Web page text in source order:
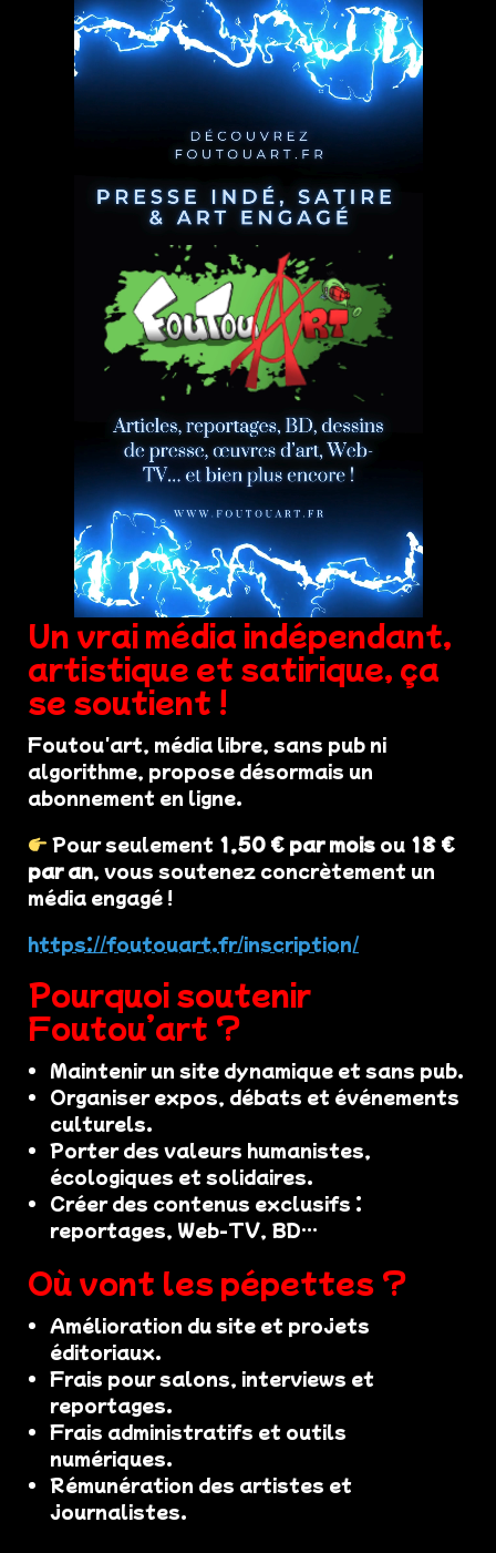
Un vrai média indépendant,
artistique et satirique, ça
se soutient !
Foutou'art, média libre, sans pub ni
algorithme, propose désormais un
abonnement en ligne.
Pour seulement 1,50 € par mois ou 18 €
par an, vous soutenez concrètement un
média engagé !
https://foutouart.fr/inscription/
Pourquoi soutenir
Foutou’art ?
Maintenir un site dynamique et sans pub.
Organiser expos, débats et événements
culturels.
Porter des valeurs humanistes,
écologiques et solidaires.
Créer des contenus exclusifs :
reportages, Web-TV, BD…
Où vont les pépettes ?
Amélioration du site et projets
éditoriaux.
Frais pour salons, interviews et
reportages.
Frais administratifs et outils
numériques.
Rémunération des artistes et
journalistes.